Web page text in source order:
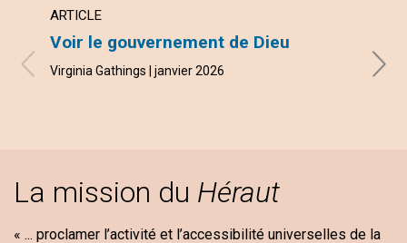
ARTICLE
Voir le gouvernement de Dieu
Virginia Gathings | janvier 2026
La mission du Héraut
« ... proclamer l’activité et l’accessibilité universelles de la